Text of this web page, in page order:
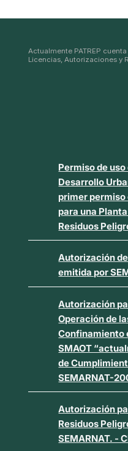
Actualmente PATREP
Licencias, Autorizaciones y
Permiso de
Desarrollo
primer
para una
Residuos
Autorización
emitida por
Autorización
Operación de
Confinamiento
SMAOT
de
SEMARNAT-
Autorización
Residuos
SEMARNAT. -